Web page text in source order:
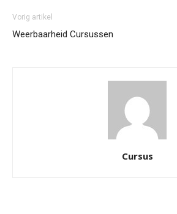
Vorig artikel
Weerbaarheid Cursussen
Cursus